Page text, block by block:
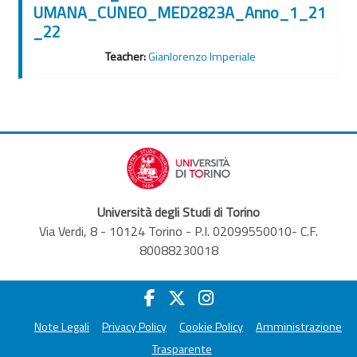
UMANA_CUNEO_MED2823A_Anno_1_21
_22
Teacher:Gianlorenzo Imperiale
Università degli Studi di Torino
Via Verdi, 8 - 10124 Torino - P.I. 02099550010- C.F.
80088230018
Note Legali Privacy Policy Cookie Policy
Amministrazione
Trasparente